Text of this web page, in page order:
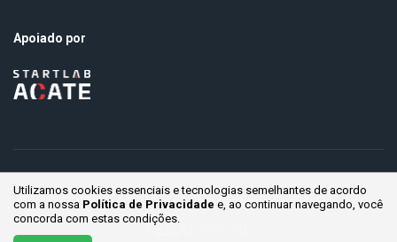
Apoiado por
© Gestaum Lab ® Todos os direitos reservados.
Utilizamos cookies essenciais e tecnologias semelhantes de acordo
com a nossa Política de Privacidade e, ao continuarnavegando, você
concorda com estas condições.